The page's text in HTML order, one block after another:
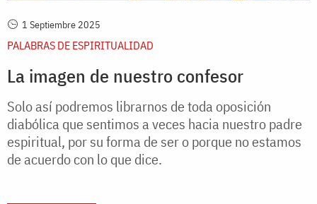
1 Septiembre 2025
PALABRAS DE ESPIRITUALIDAD
La imagen de nuestro confesor
Solo así podremos librarnos de toda oposición
diabólica que sentimos a veces hacia nuestro padre
espiritual, por su forma de ser o porque no estamos
de acuerdo con lo que dice.